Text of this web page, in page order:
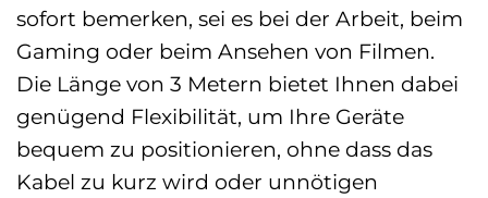
sofort bemerken, sei es bei der Arbeit, beim
Gaming oder beim Ansehen von Filmen.
Die Länge von 3 Metern bietet Ihnen dabei
genügend Flexibilität, um Ihre Geräte
bequem zu positionieren, ohne dass das
Kabel zu kurz wird oder unnötigen